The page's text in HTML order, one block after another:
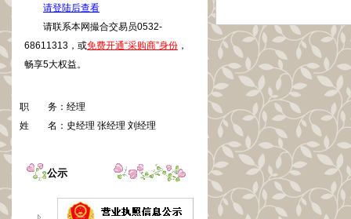
请登陆后查看
请联系本网撮合交易员0532-
68611313，或免费开通“采购商”身份 ，
畅享5大权益。
职 务： 经理
姓 名： 史经理 张经理 刘经理
公示